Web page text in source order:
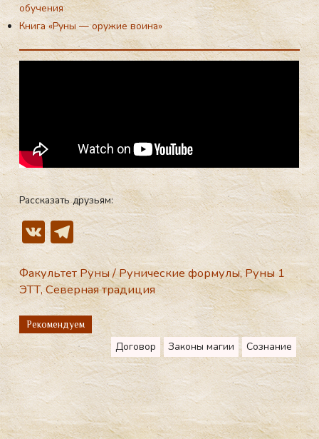
обучения
Книга «Руны — оружие воина»
Рассказать друзьям:
V
K
T
el
e
gr
a
m
Факультет Руны/Рунические формулы,Руны 1
ЭТТ,Северная традиция
Рекомендуем
Договор Законы магии Сознание